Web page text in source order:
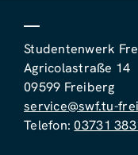
Studentenwerk
Agricolastraße 14
09599 Freiberg
service@swf.tu-
Telefon:03731